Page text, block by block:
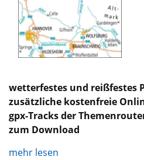
wetterfestes und reißfestes
zusätzliche kostenfreie
gpx-Tracks der
zum Download
mehr lesen